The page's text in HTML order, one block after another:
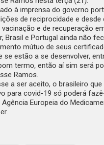
à imprensado governo
de reciprocidade e
e de recuperação
Brasil e Portugal ainda não
mútuo de seus
se estão a se desenvolver,
termo, então aí sim será
Ramos.
a ser aceito, o brasileiro
para covid-19 só poderá
Europeia do